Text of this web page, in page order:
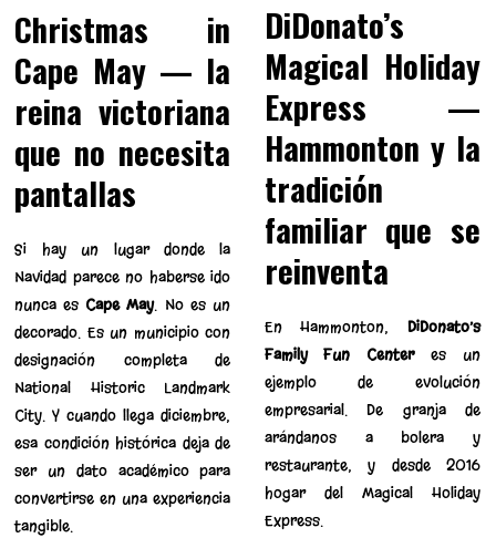
Christmas in
Cape May — la
reina victoriana
que no necesita
pantallas
Si hay un lugar donde la
Navidad parece no haberse ido
nunca es Cape May. No es un
decorado. Es un municipio con
designación completa de
National Historic Landmark
City. Y cuando llega diciembre,
esa condición histórica deja de
ser un dato académico para
convertirse en una experiencia
tangible.
DiDonato’s
Magical Holiday
Express —
Hammonton y la
tradición
familiar que se
reinventa
En Hammonton, DiDonato’s
Family Fun Centeres un
ejemplo de evolución
empresarial. De granja de
arándanos a bolera y
restaurante, y desde 2016
hogar del Magical Holiday
Express.